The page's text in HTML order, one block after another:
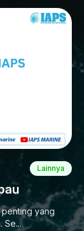
Lainnya
penting yang
Se...